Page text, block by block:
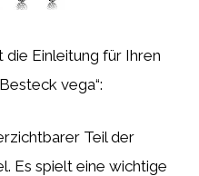
Einleitung für Ihren
vega“:
Teil der
Es spielt eine wichtige